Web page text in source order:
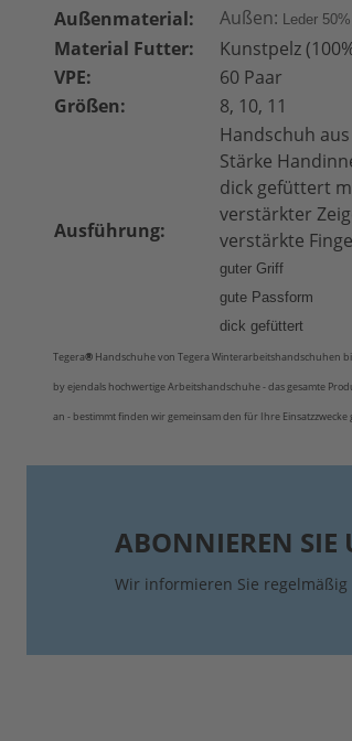
Außenmaterial:
Außen: Leder
Material Futter:
Kunstpelz
VPE:
60 Paar
Größen:
8, 10, 11
Ausführung:
Handschuh
Stärke
dick gefüttert
verstärkter
verstärkte
guter Griff
gute Passform
dick gefüttert
Tegera® Handschuhevon Tegera Winterarbeitshandschuhen
by ejendals hochwertige Arbeitshandschuhe - das gesamte
an - bestimmt finden wir gemeinsam den für Ihre
ABONNIEREN SIE
Wir informieren Sie